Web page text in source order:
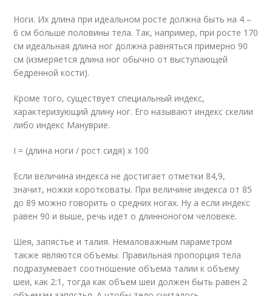
Ноги. Их длина при идеальном росте должна быть на 4 –
6 см больше половины тела. Так, например, при росте 170
см идеальная длина ног должна равняться примерно 90
см (измеряется длина ног обычно от выступающей
бедренной кости).
Кроме того, существует специальный индекс,
характеризующий длину ног. Его называют индекс скелии
либо индекс Мануврие.
I = (длина ноги / рост сидя) х 100
Если величина индекса не достигает отметки 84,9,
значит, ножки коротковаты. При величине индекса от 85
до 89 можно говорить о средних ногах. Ну а если индекс
равен 90 и выше, речь идет о длинноногом человеке.
Шея, запястье и талия. Немаловажным параметром
также являются объемы. Правильная пропорция тела
подразумевает соотношение объема талии к объему
шеи, как 2:1, тогда как объем шеи должен быть равен 2